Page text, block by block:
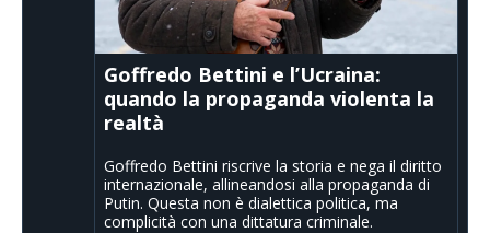
Goffredo Bettini e l’Ucraina:
quando la propaganda violenta la
realtà
Goffredo Bettini riscrive la storia e nega il diritto
internazionale, allineandosi alla propaganda di
Putin. Questa non è dialettica politica, ma
complicità con una dittatura criminale.